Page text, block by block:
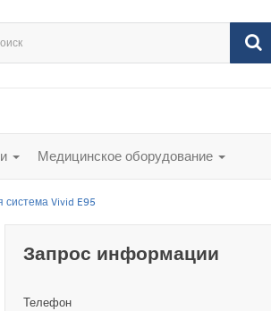
Медицинское оборудование
система Vivid E95
Запрос информации
Телефон